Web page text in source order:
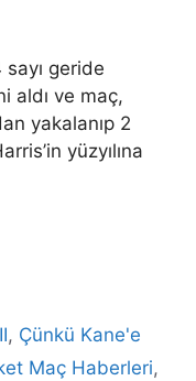
sayı geride
aldı ve maç,
yakalanıp 2
yüzyılına
, Çünkü Kane'e
Maç Haberleri,